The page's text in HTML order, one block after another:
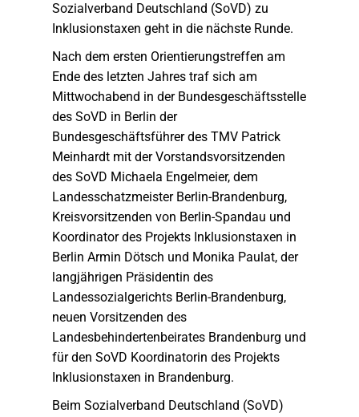
Sozialverband Deutschland (SoVD) zu
Inklusionstaxen geht in die nächste Runde.
Nach dem ersten Orientierungstreffen am
Ende des letzten Jahres traf sich am
Mittwochabend in der Bundesgeschäftsstelle
des SoVD in Berlin der
Bundesgeschäftsführer des TMV Patrick
Meinhardt mit der Vorstandsvorsitzenden
des SoVD Michaela Engelmeier, dem
Landesschatzmeister Berlin-Brandenburg,
Kreisvorsitzenden von Berlin-Spandau und
Koordinator des Projekts Inklusionstaxen in
Berlin Armin Dötsch und Monika Paulat, der
langjährigen Präsidentin des
Landessozialgerichts Berlin-Brandenburg,
neuen Vorsitzenden des
Landesbehindertenbeirates Brandenburg und
für den SoVD Koordinatorin des Projekts
Inklusionstaxen in Brandenburg.
Beim Sozialverband Deutschland (SoVD)